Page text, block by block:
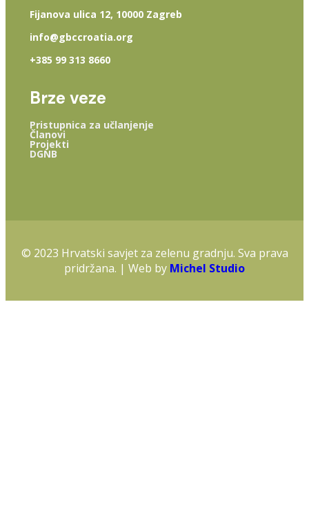
Fijanova ulica 12, 10000 Zagreb
info@gbccroatia.org
+385 99 313 8660
Brze veze
Pristupnica za učlanjenje
Članovi
Projekti
DGNB
© 2023 Hrvatski savjet za zelenu gradnju. Sva prava
pridržana. | Web by Michel Studio